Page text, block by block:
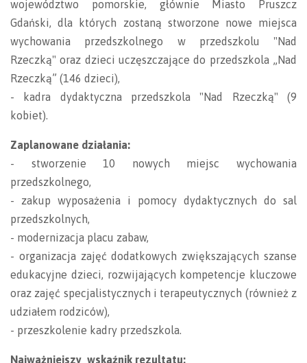
województwo pomorskie, głównie Miasto Pruszcz
Gdański, dla których zostaną stworzone nowe miejsca
wychowania przedszkolnego w przedszkolu "Nad
Rzeczką" oraz dzieci uczęszczające do przedszkola „Nad
Rzeczką” (146 dzieci),
- kadra dydaktyczna przedszkola "Nad Rzeczką" (9
kobiet).
Zaplanowane działania:
- stworzenie 10 nowych miejsc wychowania
przedszkolnego,
- zakup wyposażenia i pomocy dydaktycznych do sal
przedszkolnych,
- modernizacja placu zabaw,
- organizacja zajęć dodatkowych zwiększających szanse
edukacyjne dzieci, rozwijających kompetencje kluczowe
oraz zajęć specjalistycznych i terapeutycznych (również z
udziałem rodziców),
- przeszkolenie kadry przedszkola.
Najważniejszy wskaźnik rezultatu: